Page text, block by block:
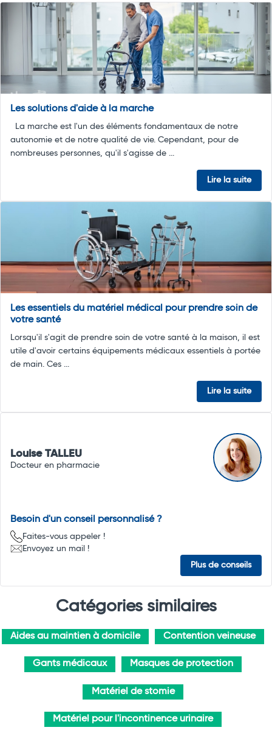
Les solutions d'aide à la marche
La marche est l'un des éléments fondamentaux de notre
autonomie et de notre qualité de vie. Cependant, pour de
nombreuses personnes, qu'il s'agisse de ...
Lire la suite
Les essentiels du matériel médical pour prendre soin de
votre santé
Lorsqu'il s'agit de prendre soin de votre santé à la maison, il est
utile d'avoir certains équipements médicaux essentiels à portée
de main. Ces ...
Lire la suite
Louise TALLEU
Docteur en pharmacie
Besoin d'un conseil personnalisé ?
Faites-vous appeler !
Envoyez un mail !
Plus de conseils
Catégories similaires
Aides au maintien à domicile Contention veineuse
Gants médicaux Masques de protection
Matériel de stomie
Matériel pour l'incontinence urinaire